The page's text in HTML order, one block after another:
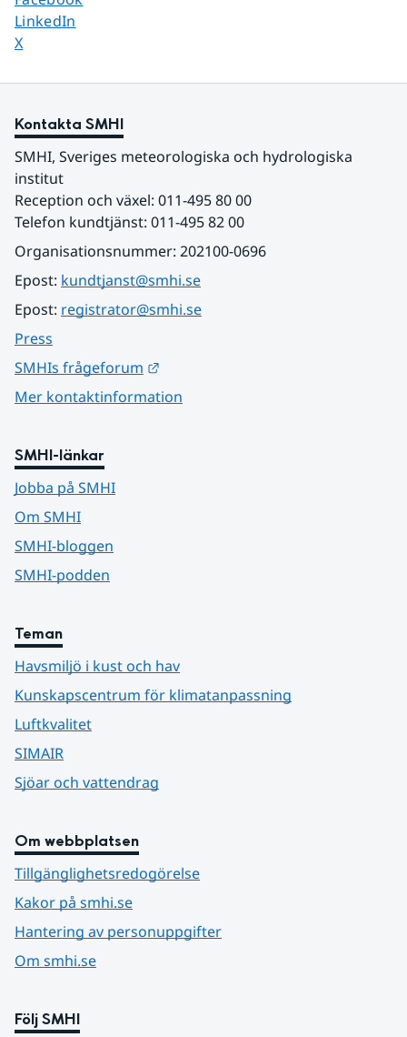
Dela sidan på
LinkedIn
Dela sidan på
X
Kontakta SMHI
SMHI, Sveriges meteorologiska och hydrologiska
institut
Reception och växel: 011-495 80 00
Telefon kundtjänst: 011-495 82 00
Organisationsnummer: 202100-0696
Epost: kundtjanst@smhi.se
Epost: registrator@smhi.se
Press
SMHIs frågeforum
Mer kontaktinformation
SMHI-länkar
Jobba på SMHI
Om SMHI
SMHI-bloggen
SMHI-podden
Teman
Havsmiljö i kust och hav
Kunskapscentrum för klimatanpassning
Luftkvalitet
SIMAIR
Sjöar och vattendrag
Om webbplatsen
Tillgänglighetsredogörelse
Kakor på smhi.se
Hantering av personuppgifter
Om smhi.se
Följ SMHI